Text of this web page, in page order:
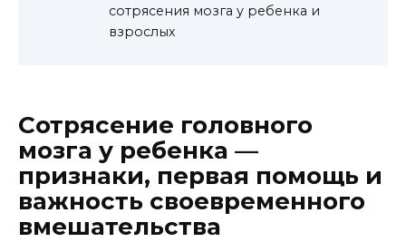
сотрясения мозга у ребенка и
взрослых
Сотрясение головного
мозга у ребенка —
признаки, первая помощь и
важность своевременного
вмешательства